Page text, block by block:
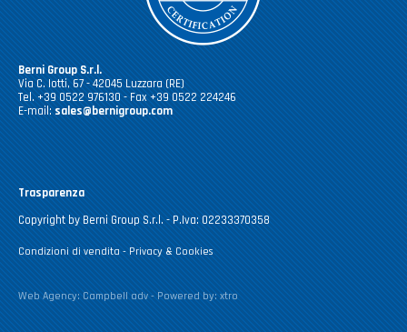
Berni Group S.r.l.
Via C. Iotti, 67 - 42045 Luzzara (RE)
Tel. +39 0522 976130 - Fax +39 0522 224246
E-mail: sales@bernigroup.com
Trasparenza
Copyright by Berni Group S.r.l. - P.Iva: 02233370358
Condizioni di vendita - Privacy & Cookies
Web Agency: Campbell adv - Powered by: xtro